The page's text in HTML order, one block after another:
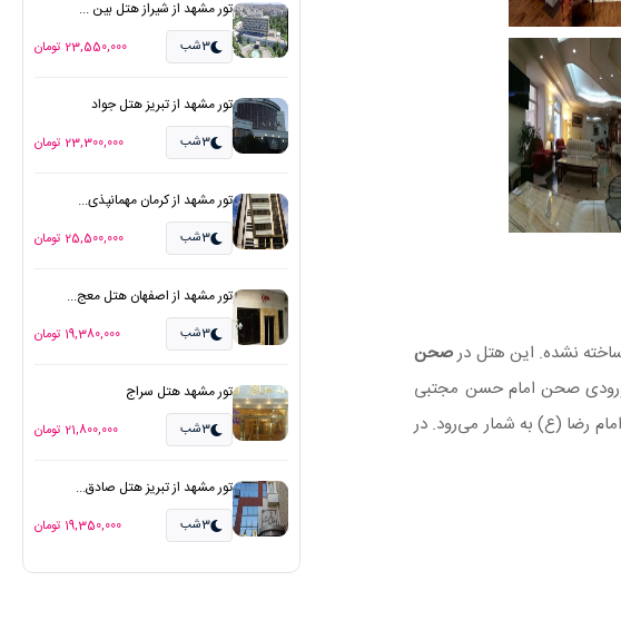
نشده. این هتل درصحن
ورودی صحن امام حسن مجتبی
حرم امام رضا (ع) به شمار می‌رود. در
تور مشهد از شیراز هتل بین ...
3شب 23,550,000 تومان
تور مشهد از تبریز هتل جواد
3شب 23,300,000 تومان
تور مشهد از کرمان مهمانپذی...
3شب 25,500,000 تومان
تور مشهد از اصفهان هتل معج...
3شب 19,380,000 تومان
تور مشهد هتل سراج
3شب 21,800,000 تومان
تور مشهد از تبریز هتل صادق...
3شب 19,350,000 تومان